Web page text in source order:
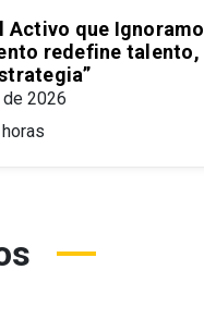
Activo que
redefine talento,
2026